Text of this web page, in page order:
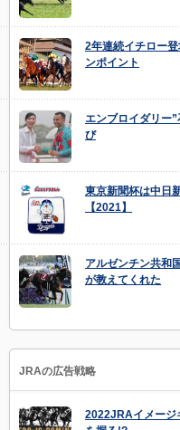
2年連続イチロー
ンポイント
エンブロイダリー
び
東京新聞杯は中日
【2021】
アルゼンチン共和
が教えてくれた
JRAの広告戦略
2022JRAイメージ